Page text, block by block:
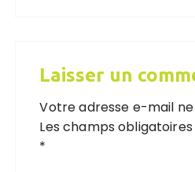
Laisser un
Votre adresse e-mail
Les champs
*